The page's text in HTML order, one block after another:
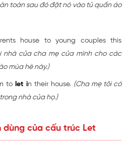
toàn sau đó đặt nó vào tủ quần áo
house to young couples this
nhà của cha mẹ của mình cho các
mùa hè này.)
tolet in their house. (Cha mẹ tôi có
nhà của họ.)
của cấu trúc Let